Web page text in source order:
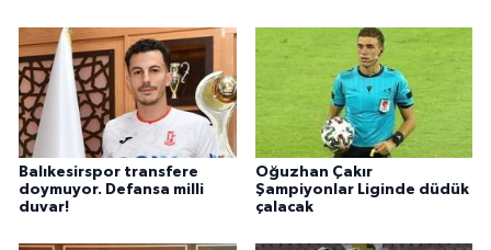
Balıkesirspor transfere
doymuyor. Defansa milli
duvar!
Oğuzhan Çakır
Şampiyonlar Liginde düdük
çalacak